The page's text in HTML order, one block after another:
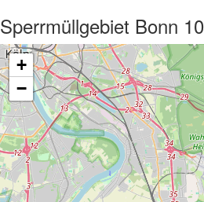
Sperrmüllgebiet Bonn
+
−